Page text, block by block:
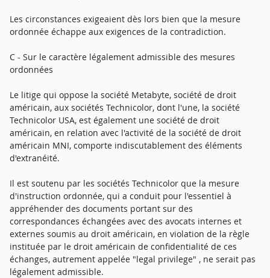
Les circonstances exigeaient dès lors bien que la mesure
ordonnée échappe aux exigences de la contradiction.
C - Sur le caractère légalement admissible des mesures
ordonnées
Le litige qui oppose la société Metabyte, société de droit
américain, aux sociétés Technicolor, dont l'une, la société
Technicolor USA, est également une société de droit
américain, en relation avec l'activité de la société de droit
américain MNI, comporte indiscutablement des éléments
d'extranéité.
Il est soutenu par les sociétés Technicolor que la mesure
d'instruction ordonnée, qui a conduit pour l'essentiel à
appréhender des documents portant sur des
correspondances échangées avec des avocats internes et
externes soumis au droit américain, en violation de la règle
instituée par le droit américain de confidentialité de ces
échanges, autrement appelée "legal privilege" , ne serait pas
légalement admissible.